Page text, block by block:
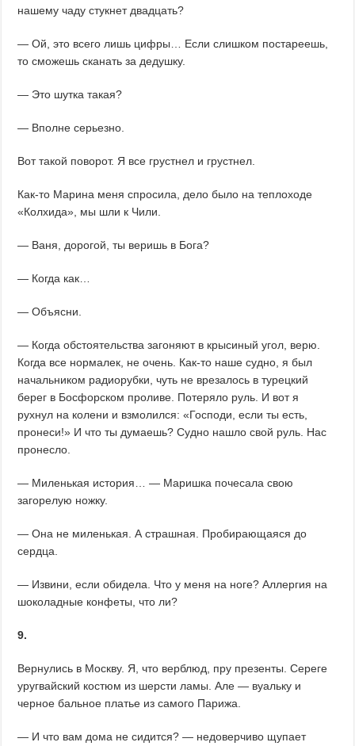
нашему чаду стукнет двадцать?
— Ой, это всего лишь цифры… Если слишком постареешь,
то сможешь сканать за дедушку.
— Это шутка такая?
— Вполне серьезно.
Вот такой поворот. Я все грустнел и грустнел.
Как-то Марина меня спросила, дело было на теплоходе
«Колхида», мы шли к Чили.
— Ваня, дорогой, ты веришь в Бога?
— Когда как…
— Объясни.
— Когда обстоятельства загоняют в крысиный угол, верю.
Когда все нормалек, не очень. Как-то наше судно, я был
начальником радиорубки, чуть не врезалось в турецкий
берег в Босфорском проливе. Потеряло руль. И вот я
рухнул на колени и взмолился: «Господи, если ты есть,
пронеси!» И что ты думаешь? Судно нашло свой руль. Нас
пронесло.
— Миленькая история… — Маришка почесала свою
загорелую ножку.
— Она не миленькая. А страшная. Пробирающаяся до
сердца.
— Извини, если обидела. Что у меня на ноге? Аллергия на
шоколадные конфеты, что ли?
9.
Вернулись в Москву. Я, что верблюд, пру презенты. Сереге
уругвайский костюм из шерсти ламы. Але — вуальку и
черное бальное платье из самого Парижа.
— И что вам дома не сидится? — недоверчиво щупает